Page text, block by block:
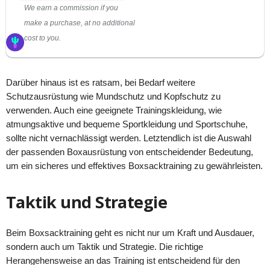
We earn a commission if you
make a purchase, at no additional
cost to you.
Darüber hinaus ist es ratsam, bei Bedarf weitere
Schutzausrüstung wie Mundschutz und Kopfschutz zu
verwenden. Auch eine geeignete Trainingskleidung, wie
atmungsaktive und bequeme Sportkleidung und Sportschuhe,
sollte nicht vernachlässigt werden. Letztendlich ist die Auswahl
der passenden Boxausrüstung von entscheidender Bedeutung,
um ein sicheres und effektives Boxsacktraining zu gewährleisten.
Taktik und Strategie
Beim Boxsacktraining geht es nicht nur um Kraft und Ausdauer,
sondern auch um Taktik und Strategie. Die richtige
Herangehensweise an das Training ist entscheidend für den